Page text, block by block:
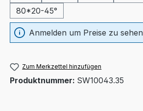
80*20-45°
Anmelden um Preise zu sehen
Zum Merkzettel hinzufügen
Produktnummer: SW10043.35